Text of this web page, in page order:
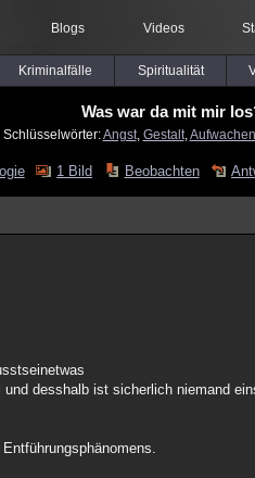
Blogs Videos
Kriminalfälle Spiritualität
Was war da mit mir
Schlüsselwörter:Angst, Gestalt, Aufwachen
1 Bild Beobachten
desshalb ist sicherlich niemand